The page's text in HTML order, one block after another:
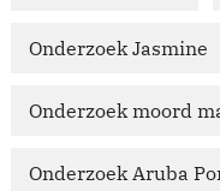
Onderzoek Jasmine
Onderzoek moord
Onderzoek Aruba